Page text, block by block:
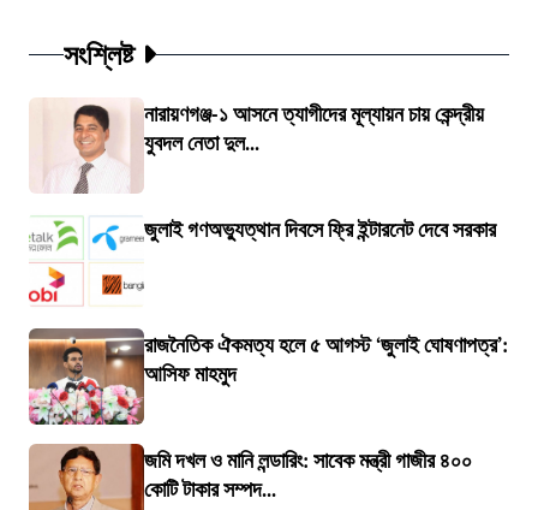
সংশ্লিষ্ট
নারায়ণগঞ্জ-১ আসনে ত্যাগীদের মূল্যায়ন চায় কেন্দ্রীয়
যুবদল নেতা দুল...
জুলাই গণঅভ্যুত্থান দিবসে ফ্রি ইন্টারনেট দেবে সরকার
রাজনৈতিক ঐকমত্য হলে ৫ আগস্ট ‘জুলাই ঘোষণাপত্র’:
আসিফ মাহমুদ
জমি দখল ও মানি লন্ডারিং: সাবেক মন্ত্রী গাজীর ৪০০
কোটি টাকার সম্পদ...